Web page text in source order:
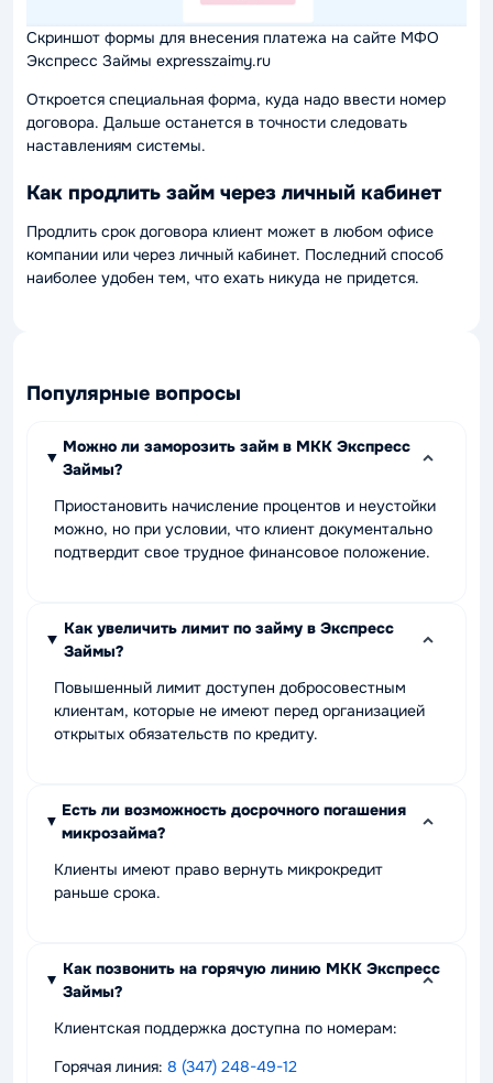
Скриншот формы для внесения платежа на сайте МФО
Экспресс Займы expresszaimy.ru
Откроется специальная форма, куда надо ввести номер
договора. Дальше останется в точности следовать
наставлениям системы.
Как продлить займ через личный кабинет
Продлить срок договора клиент может в любом офисе
компании или через личный кабинет. Последний способ
наиболее удобен тем, что ехать никуда не придется.
Популярные вопросы
Можно ли заморозить займ в МКК Экспресс
Займы?
Приостановить начисление процентов и неустойки
можно, но при условии, что клиент документально
подтвердит свое трудное финансовое положение.
Как увеличить лимит по займу в Экспресс
Займы?
Повышенный лимит доступен добросовестным
клиентам, которые не имеют перед организацией
открытых обязательств по кредиту.
Есть ли возможность досрочного погашения
микрозайма?
Клиенты имеют право вернуть микрокредит
раньше срока.
Как позвонить на горячую линию МКК Экспресс
Займы?
Клиентская поддержка доступна по номерам:
Горячая линия: 8 (347) 248-49-12